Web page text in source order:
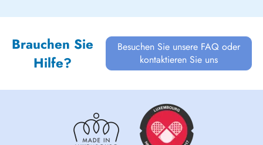
Brauchen Sie
Hilfe?
Besuchen Sie unsere FAQ oder
kontaktieren Sie uns